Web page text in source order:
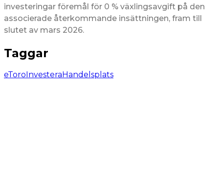
investeringar föremål för 0 % växlingsavgift på den
associerade återkommande insättningen, fram till
slutet av mars 2026.
Taggar
eToroInvesteraHandelsplats